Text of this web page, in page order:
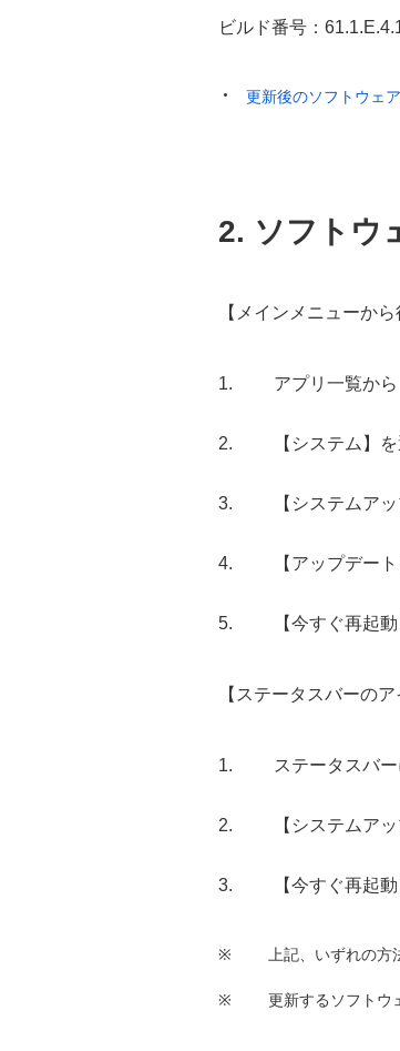
ビルド番号：
更新後のソフトウェ
2. ソフトウ
【メインメニューから
アプリ一覧か
【システム】
【システムア
【アップデー
【今すぐ再起
【ステータスバーの
ステータスバー
【システムア
【今すぐ再起
※ 上記、いずれの
※ 更新するソフトウ